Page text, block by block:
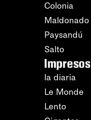
Colonia
Maldonado
Paysandú
Salto
Impresos
la diaria
Le Monde
Lento